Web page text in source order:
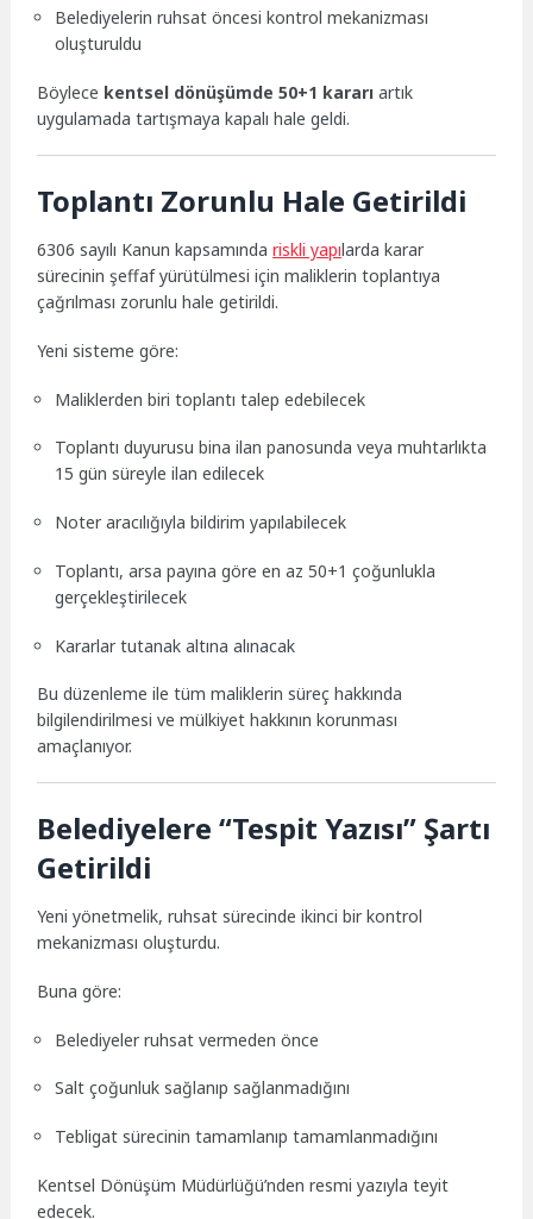
Belediyelerin ruhsat öncesi kontrol mekanizması
oluşturuldu
Böylece kentsel dönüşümde 50+1 kararı artık
uygulamada tartışmaya kapalı hale geldi.
Toplantı Zorunlu Hale Getirildi
6306 sayılı Kanun kapsamındariskli yapılarda karar
sürecinin şeffaf yürütülmesi için maliklerin toplantıya
çağrılması zorunlu hale getirildi.
Yeni sisteme göre:
Maliklerden biri toplantı talep edebilecek
Toplantı duyurusu bina ilan panosunda veya muhtarlıkta
15 gün süreyle ilan edilecek
Noter aracılığıyla bildirim yapılabilecek
Toplantı, arsa payına göre en az 50+1 çoğunlukla
gerçekleştirilecek
Kararlar tutanak altına alınacak
Bu düzenleme ile tüm maliklerin süreç hakkında
bilgilendirilmesi ve mülkiyet hakkının korunması
amaçlanıyor.
Belediyelere “Tespit Yazısı” Şartı
Getirildi
Yeni yönetmelik, ruhsat sürecinde ikinci bir kontrol
mekanizması oluşturdu.
Buna göre:
Belediyeler ruhsat vermeden önce
Salt çoğunluk sağlanıp sağlanmadığını
Tebligat sürecinin tamamlanıp tamamlanmadığını
Kentsel Dönüşüm Müdürlüğü’nden resmi yazıyla teyit
edecek.